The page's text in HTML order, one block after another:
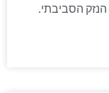
הסביבתי.